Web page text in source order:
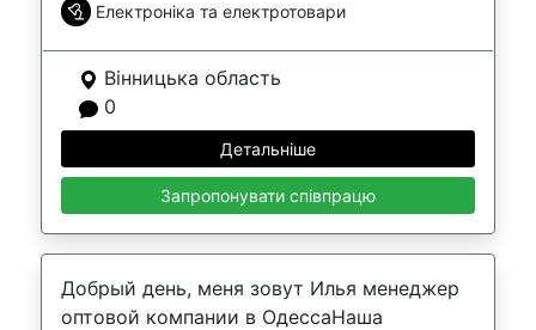
Електроніка та електротовари
Вінницька область
0
Детальніше
Запропонувати співпрацю
Добрый день, меня зовут Илья менеджер
оптовой компании в ОдессаНаша